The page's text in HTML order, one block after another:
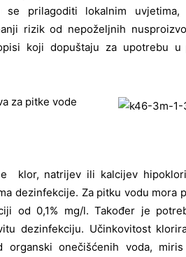
se prilagoditi lokalnim
rizik od nepoželjnih
koji dopuštaju za upotrebu
za pitke vode
klor, natrijev ili kalcijev
dezinfekcije. Za pitku vodu mora
od 0,1% mg/l. Također je
dezinfekciju. Učinkovitost
organski onečišćenih voda,